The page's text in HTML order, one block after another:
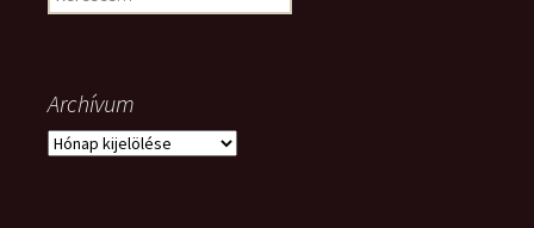
Archívum
Archívum